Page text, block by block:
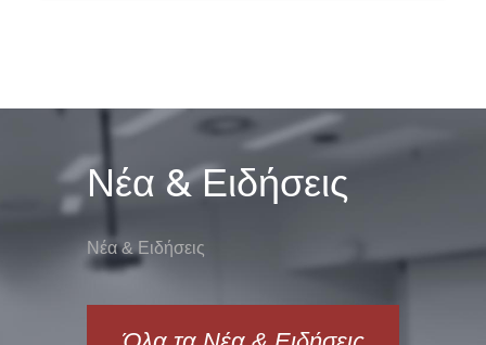
Νέα & Ειδήσεις
Νέα & Ειδήσεις
ΑΛΛΑΖΩ ΤΟ ΑΓΑΠΗΜΕΝΟ